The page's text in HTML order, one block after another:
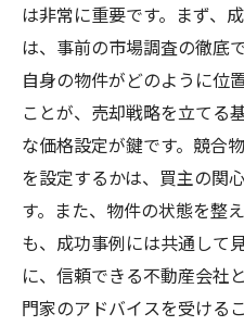
は非常に重要です。まず、
は、事前の市場調査の徹底
自身の物件がどのように位
ことが、売却戦略を立てる
な価格設定が鍵です。競合
を設定するかは、買主の関
す。また、物件の状態を整
も、成功事例には共通して
に、信頼できる不動産会社
門家のアドバイスを受ける